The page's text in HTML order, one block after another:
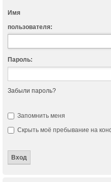
Имя
пользователя:
Пароль:
Забыли пароль?
Запомнить меня
Скрыть моё пребывание на